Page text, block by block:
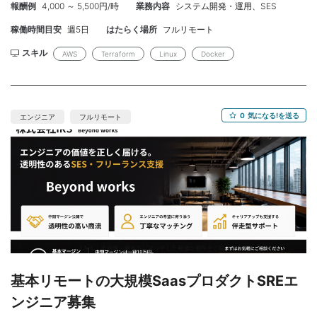
ど、徐々に設計・構築領域へステップアップできるポジションで
す。 上位エンジニアのフォロー体制があるため、「運用から構築
運用／保守 ・既存構成の改善対応 ・Terraformによるインフラ管
応（CloudWatch等） 開発環境： ・クラウド：AWS（EC2 / ECS /
正中心） ・監視：CloudWatch ・コンテナ：Docker ・CI/CD：
GitHub Actions ・ツール：GitHub / Slack / Notion スキルの必須
と尚可： 【必須】 ・AWS環境での実務経験（2年以上） ・インフ
ラ運用または構築経験 ・Linuxの基本操作 ・チームでの開発／運
用経験 【尚可】 ・Terraformの利用経験（修正レベルでも可） ・
Dockerの利用経験 ・ECS / Fargateの知識または実務経験 ・簡単
なスクリプト作成（Shell / Python） ・監視・障害対応の実務経験
報酬例 4,000 ～ 5,500円/時 業務内容 システム開発・運用、SES
稼働時間目安 週5日 はたらく場所 フルリモート
スキル AWS Terraform Linux Docker
エンジニア フルリモート 0 気になる!を送る
基本リモートの大規模SaasプロダクトSREエ
ンジニア募集